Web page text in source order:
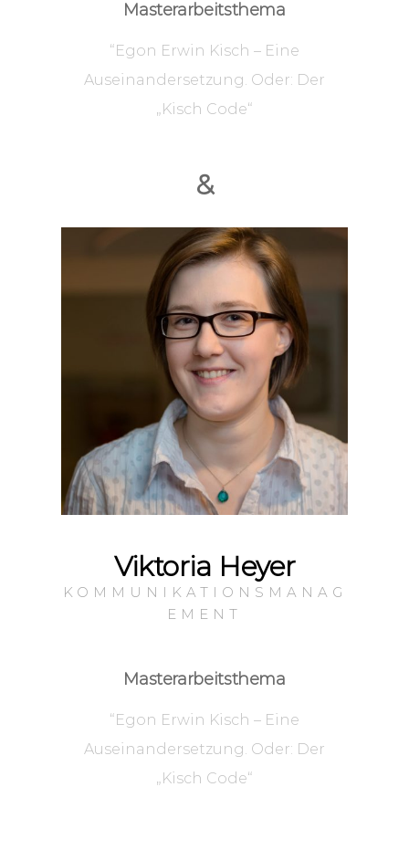
Masterarbeitsthema
“Egon Erwin Kisch – Eine
Auseinandersetzung. Oder: Der
„Kisch Code“
&
Viktoria Heyer
KOMMUNIKATIONSMANAG
EMENT
Masterarbeitsthema
“Egon Erwin Kisch – Eine
Auseinandersetzung. Oder: Der
„Kisch Code“